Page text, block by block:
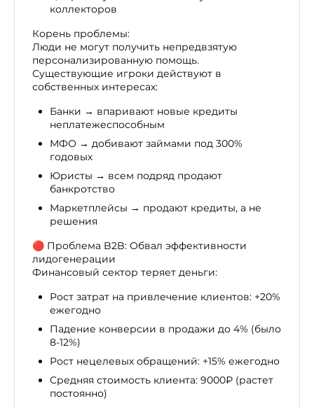
коллекторов
Корень проблемы:
Люди не могут получить непредвзятую
персонализированную помощь.
Существующие игроки действуют в
собственных интересах:
Банки → впаривают новые кредиты
неплатежеспособным
МФО → добивают займами под 300%
годовых
Юристы → всем подряд продают
банкротство
Маркетплейсы → продают кредиты, а не
решения
🔴 Проблема B2B: Обвал эффективности
лидогенерации
Финансовый сектор теряет деньги:
Рост затрат на привлечение клиентов: +20%
ежегодно
Падение конверсии в продажи до 4% (было
8-12%)
Рост нецелевых обращений: +15% ежегодно
Средняя стоимость клиента: 9000₽ (растет
постоянно)